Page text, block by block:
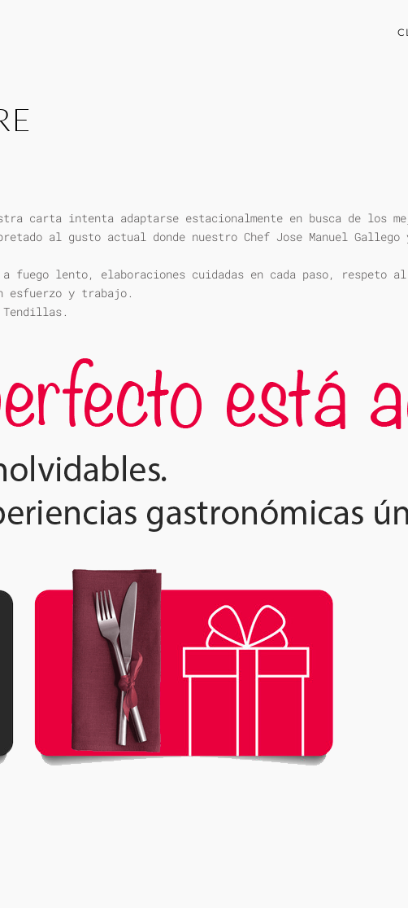
carta intenta adaptarse estacionalmente en busca de los
al gusto actual donde nuestro Chef Jose Manuel
fuego lento, elaboraciones cuidadas en cada paso, respeto
esfuerzo y trabajo.
Tendillas.